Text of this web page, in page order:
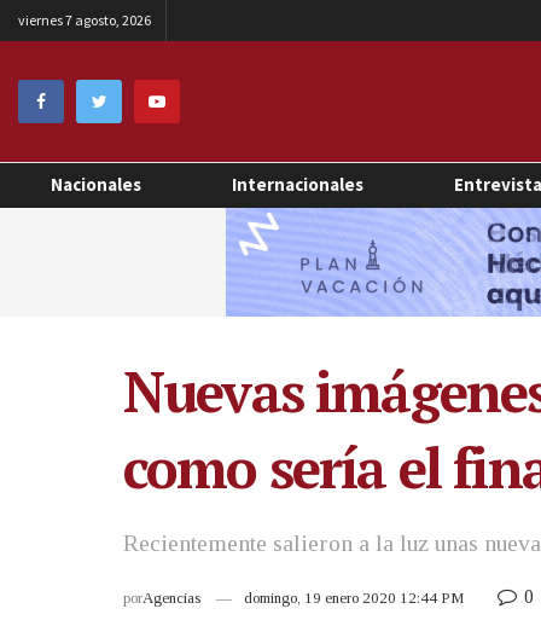
viernes 7 agosto, 2026
Nacionales Internacionales
Nuevas
como sería el
Recientemente salieron a la luz unas
porAgencias domingo, 19 enero 2020 12:44 PM 0